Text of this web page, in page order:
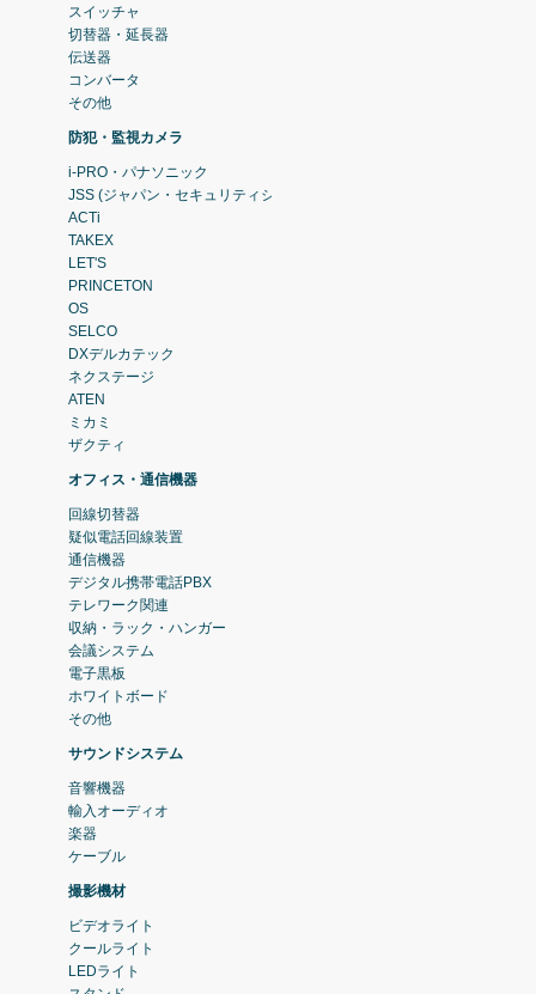
スイッチャ
切替器・延長器
伝送器
コンバータ
その他
防犯・監視カメラ
i-PRO・パナソニック
JSS (ジャパン・セキュリティシステム)
ACTi
TAKEX
LET'S
PRINCETON
OS
SELCO
DXデルカテック
ネクステージ
ATEN
ミカミ
ザクティ
オフィス・通信機器
回線切替器
疑似電話回線装置
通信機器
デジタル携帯電話PBX
テレワーク関連
収納・ラック・ハンガー
会議システム
電子黒板
ホワイトボード
その他
サウンドシステム
音響機器
輸入オーディオ
楽器
ケーブル
撮影機材
ビデオライト
クールライト
LEDライト